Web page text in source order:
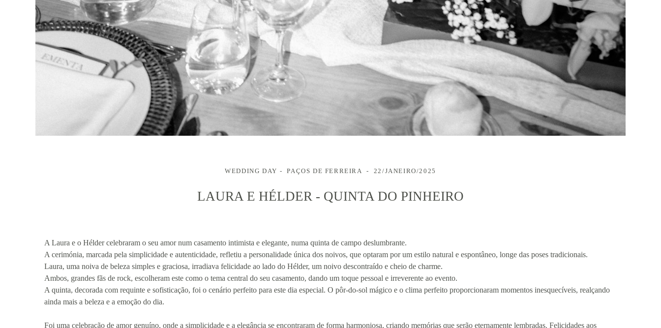
WEDDING DAY PAÇOS DE FERREIRA 22/JANEIRO/2025
LAURA E HÉLDER - QUINTA DO PINHEIRO
A Laura e o Hélder celebraram o seu amor num casamento intimista e elegante, numa quinta de campo deslumbrante.
A cerimónia, marcada pela simplicidade e autenticidade, refletiu a personalidade única dos noivos, que optaram por um estilo natural e espontâneo, longe das poses tradicionais.
Laura, uma noiva de beleza simples e graciosa, irradiava felicidade ao lado do Hélder, um noivo descontraído e cheio de charme.
Ambos, grandes fãs de rock, escolheram este como o tema central do seu casamento, dando um toque pessoal e irreverente ao evento.
A quinta, decorada com requinte e sofisticação, foi o cenário perfeito para este dia especial. O pôr-do-sol mágico e o clima perfeito proporcionaram momentos inesquecíveis, realçando
ainda mais a beleza e a emoção do dia.
Foi uma celebração de amor genuíno, onde a simplicidade e a elegância se encontraram de forma harmoniosa, criando memórias que serão eternamente lembradas. Felicidades aos